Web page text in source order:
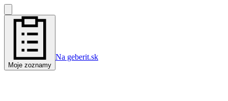
Moje zoznamy
Na geberit.sk